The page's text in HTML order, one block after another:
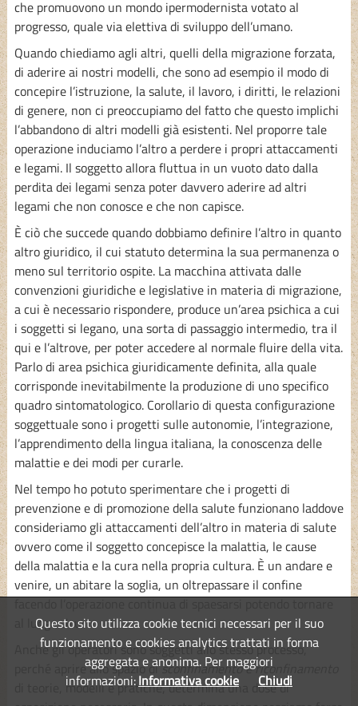
che promuovono un mondo ipermodernista votato al
progresso, quale via elettiva di sviluppo dell’umano.
Quando chiediamo agli altri, quelli della migrazione forzata,
di aderire ai nostri modelli, che sono ad esempio il modo di
concepire l’istruzione, la salute, il lavoro, i diritti, le relazioni
di genere, non ci preoccupiamo del fatto che questo implichi
l’abbandono di altri modelli già esistenti. Nel proporre tale
operazione induciamo l’altro a perdere i propri attaccamenti
e legami. Il soggetto allora fluttua in un vuoto dato dalla
perdita dei legami senza poter davvero aderire ad altri
legami che non conosce e che non capisce.
È ciò che succede quando dobbiamo definire l’altro in quanto
altro giuridico, il cui statuto determina la sua permanenza o
meno sul territorio ospite. La macchina attivata dalle
convenzioni giuridiche e legislative in materia di migrazione,
a cui è necessario rispondere, produce un’area psichica a cui
i soggetti si legano, una sorta di passaggio intermedio, tra il
qui e l’altrove, per poter accedere al normale fluire della vita.
Parlo di area psichica giuridicamente definita, alla quale
corrisponde inevitabilmente la produzione di uno specifico
quadro sintomatologico. Corollario di questa configurazione
soggettuale sono i progetti sulle autonomie, l’integrazione,
l’apprendimento della lingua italiana, la conoscenza delle
malattie e dei modi per curarle.
Nel tempo ho potuto sperimentare che i progetti di
prevenzione e di promozione della salute funzionano laddove
consideriamo gli attaccamenti dell’altro in materia di salute
ovvero come il soggetto concepisce la malattia, le cause
della malattia e la cura nella propria cultura. È un andare e
venire, un abitare la soglia, un oltrepassare il confine
facendo l’operazione continua di spaesarsi potendo tornare
al luogo sicuro.
Anche gli operatori sono soggetti allo stesso processo,
perché aprire allo spazio disconfinamento e riconfinamento
di teorie, modelli e pratiche, determina una dose di
Questo sito utilizza cookie tecnici necessari per il suo
funzionamento e cookies analytics trattati in forma
aggregata e anonima. Per maggiori
informazioni:Informativa cookie Chiudi